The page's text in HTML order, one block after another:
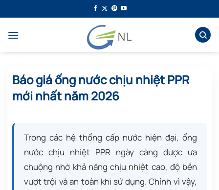
qua
dung
Báo giá ống nước chịu nhiệt PPR
mới nhất năm 2026
Trong các hệ thống cấp nước hiện đại, ống
nước chịu nhiệt PPR ngày càng được ưa
chuộng nhờ khả năng chịu nhiệt cao, độ bền
vượt trội và an toàn khi sử dụng. Chính vì vậy,